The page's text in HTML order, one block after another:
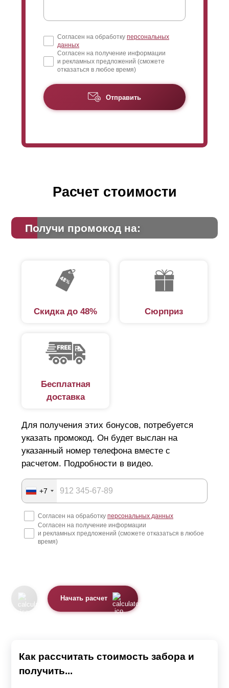
Согласен на обработку персональных
данных
Согласен на получение информации
и рекламных предложений (сможете
отказаться в любое время)
Отправить
Расчет стоимости
Получи промокод на:
Скидка до 48% Сюрприз
Бесплатная
доставка
Для получения этих бонусов, потребуется
указать промокод. Он будет выслан на
указанный номер телефона вместе с
расчетом. Подробности в видео.
+7
Согласен на обработку персональных данных
Согласен на получение информации
и рекламных предложений (сможете отказаться в любое
время)
Начать расчет
Как рассчитать стоимость забора и
получить...